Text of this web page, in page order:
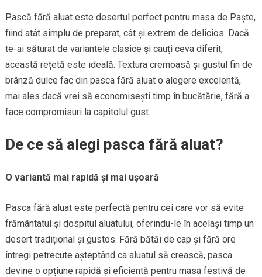
Pască fără aluat este desertul perfect pentru masa de Paște,
fiind atât simplu de preparat, cât și extrem de delicios. Dacă
te-ai săturat de variantele clasice și cauți ceva diferit,
această rețetă este ideală. Textura cremoasă și gustul fin de
brânză dulce fac din pasca fără aluat o alegere excelentă,
mai ales dacă vrei să economisești timp în bucătărie, fără a
face compromisuri la capitolul gust.
De ce să alegi pasca fără aluat?
O variantă mai rapidă și mai ușoară
Pasca fără aluat este perfectă pentru cei care vor să evite
frământatul și dospitul aluatului, oferindu-le în același timp un
desert tradițional și gustos. Fără bătăi de cap și fără ore
întregi petrecute așteptând ca aluatul să crească, pasca
devine o opțiune rapidă și eficientă pentru masa festivă de